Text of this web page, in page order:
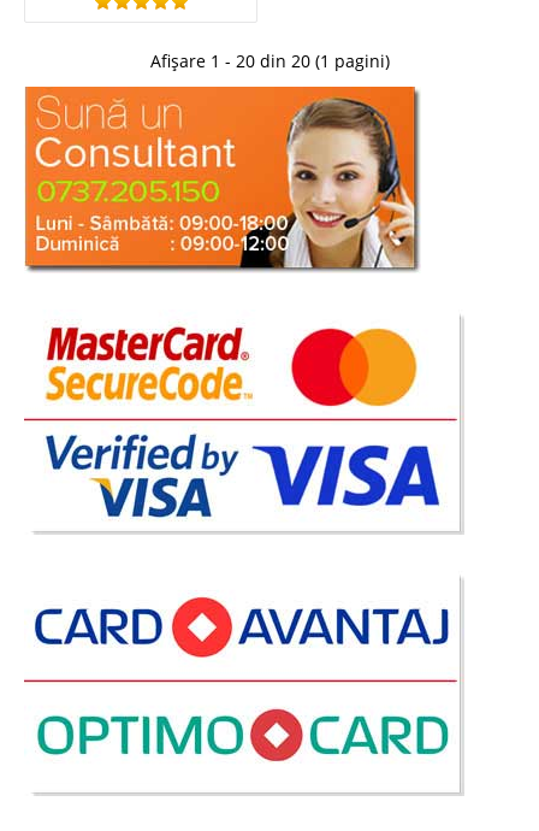
1.583 Lei
1.199 Lei
Stoc Epuizat - Indisponibil
Adauga la Favorite
-31%
Canapea Eleganta de lux Extensibila
3 Locuri Vienna crem
Canapele de Lux Extensibile si Elegante pentru 3 persoane Vienna Crem cu
perne violet Sunteti in cautarea unei canapele deosebite? intentionati
Compara
Pret Redus2.718 Lei
Stoc Epuizat - Indisponibil
Adauga la Favorite
Afișare 1 - 20 din 20 (1 pagini)